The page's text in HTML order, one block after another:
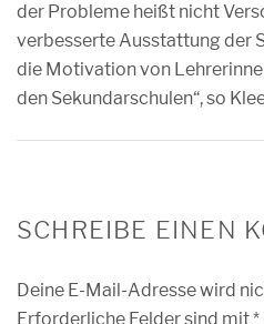
der Probleme heißt nicht
verbesserte Ausstattung der
die Motivation von
den Sekundarschulen“, so
SCHREIBE EINEN
Deine E-Mail-Adresse wird
Erforderliche Felder sind mit*